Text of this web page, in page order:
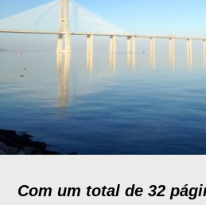
Com um total de 32